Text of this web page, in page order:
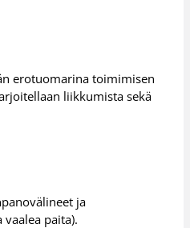
erotuomarina toimimisen
liikkumista sekä
ja
paita).